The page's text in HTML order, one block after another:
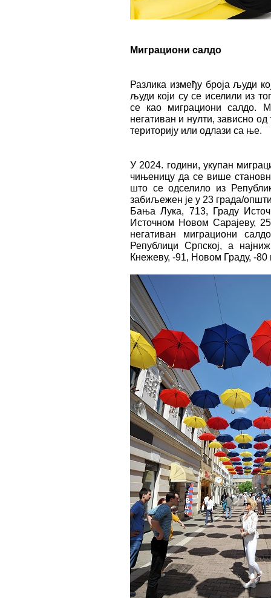
Миграциони салдо
Разлика између броја људи
људи који су се иселили из
се као миграциони салдо.
негативан и нулти, зависно
територију или одлази са ње.
У 2024. години, укупан
чињеницу да се више
што се одселило из
забиљежен је у 23 града/
Бања Лука, 713, Граду
Источном Новом Сарајеву,
негативан миграциони
Републици Српској, а
Кнежеву, -91, Новом Граду, -80